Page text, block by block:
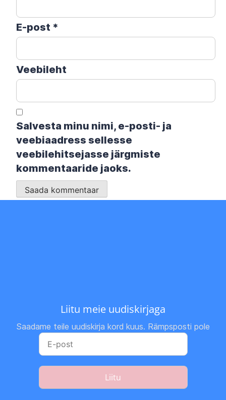
E-post *
Veebileht
Salvesta minu nimi, e-posti- ja
veebiaadress sellesse
veebilehitsejasse järgmiste
kommentaaride jaoks.
Liitu meie uudiskirjaga
Saadame teile uudiskirja kord kuus. Rämpsposti pole
Liitu